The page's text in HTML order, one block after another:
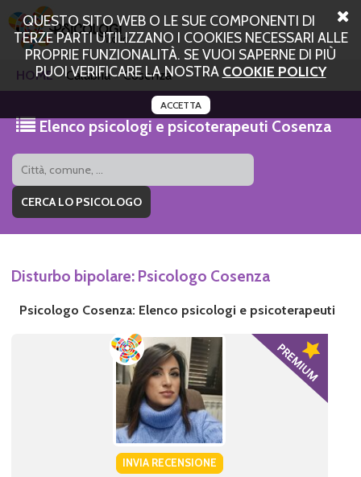
QUESTO SITO WEB O LE SUE COMPONENTI DI
TERZE PARTI UTILIZZANO I COOKIES NECESSARI ALLE
PROPRIE FUNZIONALITÀ. SE VUOI SAPERNE DI PIÙ
PUOI VERIFICARE LA NOSTRA COOKIE POLICY
ACCETTA
HOME Calabria Cosenza
Elenco psicologi e psicoterapeuti Cosenza
Disturbo bipolare: Psicologo Cosenza
Psicologo Cosenza: Elenco psicologi e psicoterapeuti
INVIA RECENSIONE